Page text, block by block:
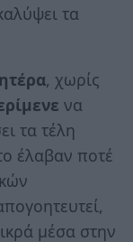
τα
, χωρίς
να
τα τέλη
έλαβαν ποτέ
μέσα στην